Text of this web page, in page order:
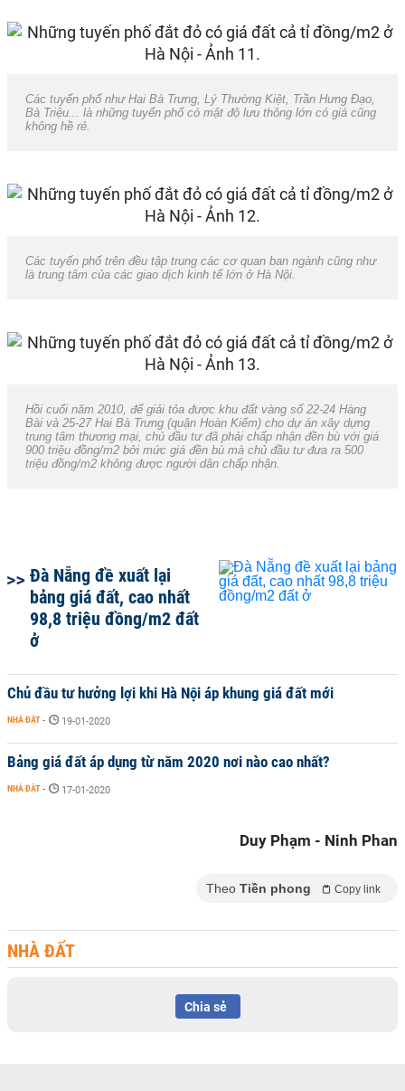
Các tuyến phố như Hai Bà Trưng, Lý Thường Kiệt, Trần Hưng Đạo,
Bà Triệu... là những tuyến phố có mật độ lưu thông lớn có giá cũng
không hề rẻ.
Các tuyến phố trên đều tập trung các cơ quan ban ngành cũng như
là trung tâm của các giao dịch kinh tế lớn ở Hà Nội.
Hồi cuối năm 2010, để giải tỏa được khu đất vàng số 22-24 Hàng
Bài và 25-27 Hai Bà Trưng (quận Hoàn Kiếm) cho dự án xây dựng
trung tâm thương mại, chủ đầu tư đã phải chấp nhận đền bù với giá
900 triệu đồng/m2 bởi mức giá đền bù mà chủ đầu tư đưa ra 500
triệu đồng/m2 không được người dân chấp nhận.
Đà Nẵng đề xuất lại
bảng giá đất, cao nhất
98,8 triệu đồng/m2 đất
ở
Chủ đầu tư hưởng lợi khi Hà Nội áp khung giá đất mới
NHÀ ĐẤT - 19-01-2020
Bảng giá đất áp dụng từ năm 2020 nơi nào cao nhất?
NHÀ ĐẤT - 17-01-2020
Duy Phạm - Ninh Phan
Theo Tiền phong Copy link
NHÀ ĐẤT
Chia sẻ